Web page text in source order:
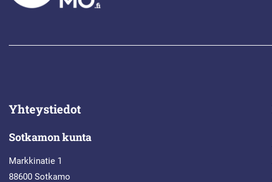
Yhteystiedot
Sotkamon kunta
Markkinatie 1
88600 Sotkamo